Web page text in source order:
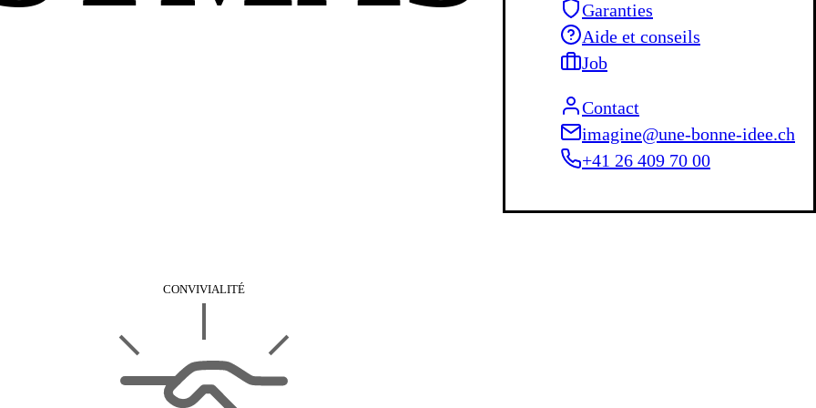
CONVIVIALITÉ
Garanties
Aide et conseils
Job
Contact
imagine@une-bonne-idee.ch
+41 26 409 70 00